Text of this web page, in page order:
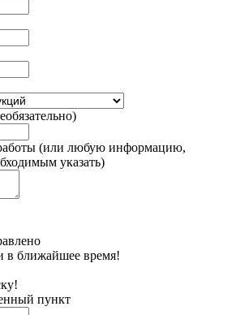
(или любую информацию,
указать)
в ближайшее время!
пункт